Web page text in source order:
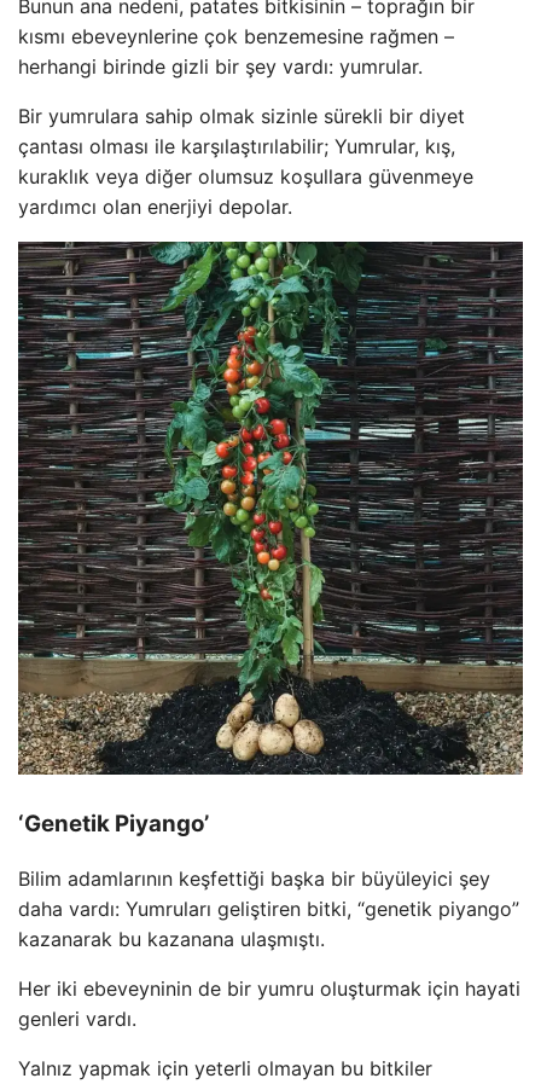
Bunun ana nedeni, patates bitkisinin – toprağın bir
kısmı ebeveynlerine çok benzemesine rağmen –
herhangi birinde gizli bir şey vardı: yumrular.
Bir yumrulara sahip olmak sizinle sürekli bir diyet
çantası olması ile karşılaştırılabilir; Yumrular, kış,
kuraklık veya diğer olumsuz koşullara güvenmeye
yardımcı olan enerjiyi depolar.
‘Genetik Piyango’
Bilim adamlarının keşfettiği başka bir büyüleyici şey
daha vardı: Yumruları geliştiren bitki, “genetik piyango”
kazanarak bu kazanana ulaşmıştı.
Her iki ebeveyninin de bir yumru oluşturmak için hayati
genleri vardı.
Yalnız yapmak için yeterli olmayan bu bitkiler